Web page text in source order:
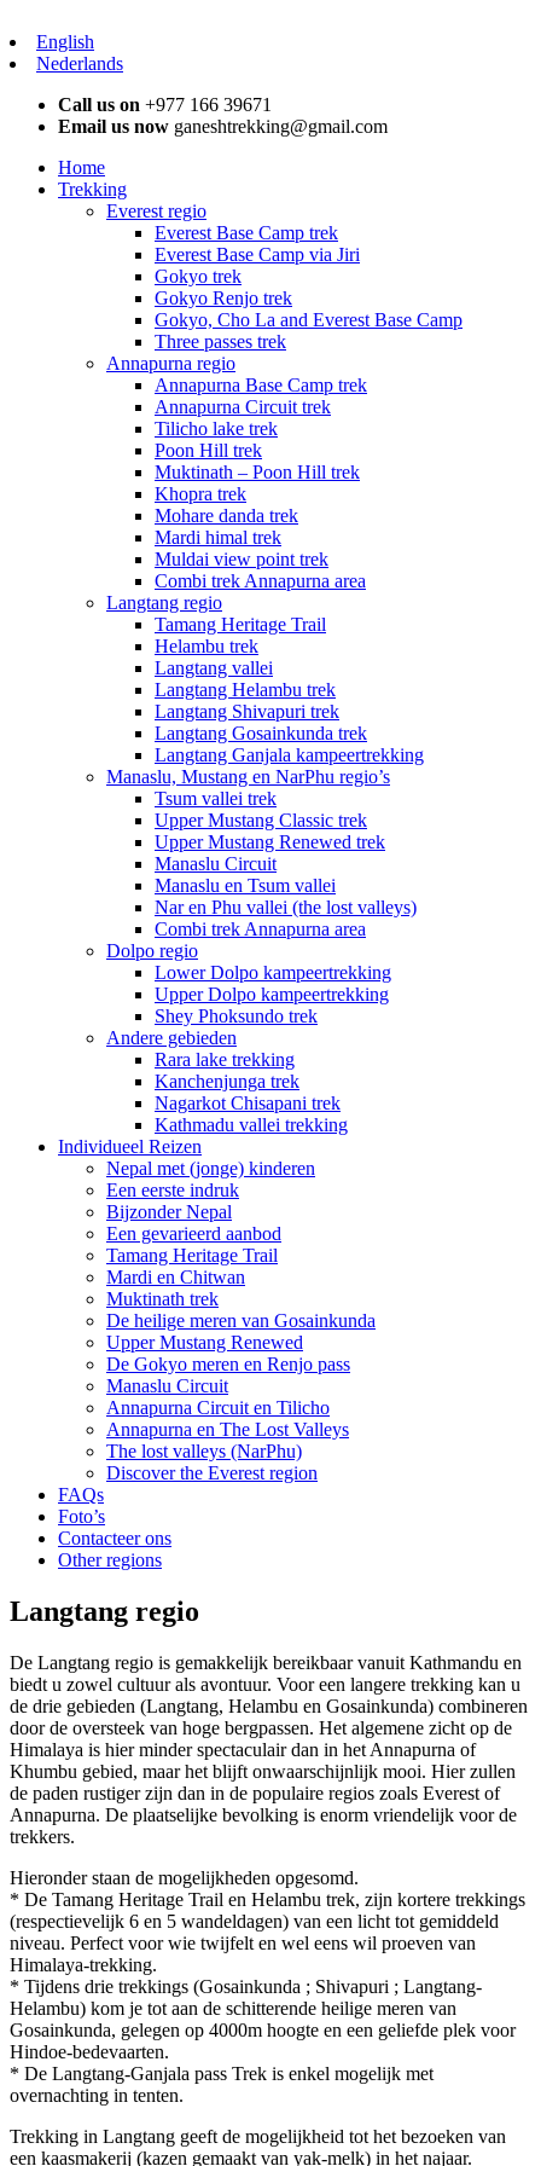
English
Nederlands
Call us on +977 166 39671
Email us now ganeshtrekking@gmail.com
Home
Trekking
Everest regio
Everest Base Camp trek
Everest Base Camp via Jiri
Gokyo trek
Gokyo Renjo trek
Gokyo, Cho La and Everest Base Camp
Three passes trek
Annapurna regio
Annapurna Base Camp trek
Annapurna Circuit trek
Tilicho lake trek
Poon Hill trek
Muktinath – Poon Hill trek
Khopra trek
Mohare danda trek
Mardi himal trek
Muldai view point trek
Combi trek Annapurna area
Langtang regio
Tamang Heritage Trail
Helambu trek
Langtang vallei
Langtang Helambu trek
Langtang Shivapuri trek
Langtang Gosainkunda trek
Langtang Ganjala kampeertrekking
Manaslu, Mustang en NarPhu regio’s
Tsum vallei trek
Upper Mustang Classic trek
Upper Mustang Renewed trek
Manaslu Circuit
Manaslu en Tsum vallei
Nar en Phu vallei (the lost valleys)
Combi trek Annapurna area
Dolpo regio
Lower Dolpo kampeertrekking
Upper Dolpo kampeertrekking
Shey Phoksundo trek
Andere gebieden
Rara lake trekking
Kanchenjunga trek
Nagarkot Chisapani trek
Kathmadu vallei trekking
Individueel Reizen
Nepal met (jonge) kinderen
Een eerste indruk
Bijzonder Nepal
Een gevarieerd aanbod
Tamang Heritage Trail
Mardi en Chitwan
Muktinath trek
De heilige meren van Gosainkunda
Upper Mustang Renewed
De Gokyo meren en Renjo pass
Manaslu Circuit
Annapurna Circuit en Tilicho
Annapurna en The Lost Valleys
The lost valleys (NarPhu)
Discover the Everest region
FAQs
Foto’s
Contacteer ons
Other regions
Langtang regio
De Langtang regio is gemakkelijk bereikbaar vanuit Kathmandu en
biedt u zowel cultuur als avontuur. Voor een langere trekking kan u
de drie gebieden (Langtang, Helambu en Gosainkunda) combineren
door de oversteek van hoge bergpassen. Het algemene zicht op de
Himalaya is hier minder spectaculair dan in het Annapurna of
Khumbu gebied, maar het blijft onwaarschijnlijk mooi. Hier zullen
de paden rustiger zijn dan in de populaire regios zoals Everest of
Annapurna. De plaatselijke bevolking is enorm vriendelijk voor de
trekkers.
Hieronder staan de mogelijkheden opgesomd.
* De Tamang Heritage Trail en Helambu trek, zijn kortere trekkings
(respectievelijk 6 en 5 wandeldagen) van een licht tot gemiddeld
niveau. Perfect voor wie twijfelt en wel eens wil proeven van
Himalaya-trekking.
* Tijdens drie trekkings (Gosainkunda ; Shivapuri ; Langtang-
Helambu) kom je tot aan de schitterende heilige meren van
Gosainkunda, gelegen op 4000m hoogte en een geliefde plek voor
Hindoe-bedevaarten.
* De Langtang-Ganjala pass Trek is enkel mogelijk met
overnachting in tenten.
Trekking in Langtang geeft de mogelijkheid tot het bezoeken van
een kaasmakerij (kazen gemaakt van yak-melk) in het najaar.